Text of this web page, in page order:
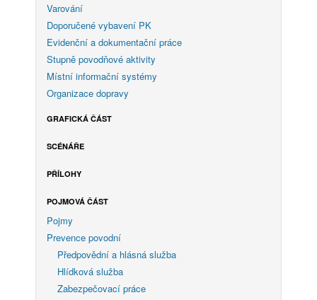
Varování
Doporučené vybavení PK
Evidenční a dokumentační práce
Stupně povodňové aktivity
Místní informační systémy
Organizace dopravy
GRAFICKÁ ČÁST
SCÉNÁŘE
PŘÍLOHY
POJMOVÁ ČÁST
Pojmy
Prevence povodní
Předpovědní a hlásná služba
Hlídková služba
Zabezpečovací práce